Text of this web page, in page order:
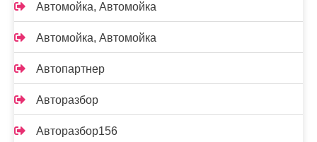
Автомойка, Автомойка
Автомойка, Автомойка
Автопартнер
Авторазбор
Авторазбор156